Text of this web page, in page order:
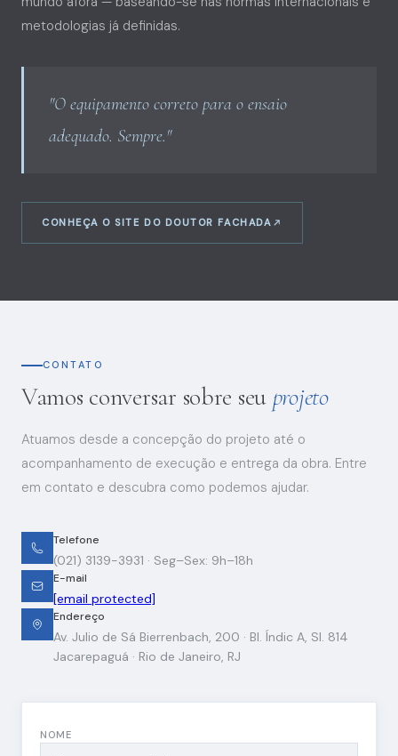
metodologias já definidas.
"O equipamento correto para o ensaio
adequado. Sempre."
CONHEÇA O SITE DO DOUTOR FACHADA
CONTATO
Vamos conversar sobre seu projeto
Atuamos desde a concepção do projeto até o
acompanhamento de execução e entrega da obra. Entre
em contato e descubra como podemos ajudar.
Telefone
(021) 3139-3931 · Seg–Sex: 9h–18h
E-mail
[email protected]
Endereço
Av. Julio de Sá Bierrenbach, 200 · Bl. Índic A, Sl. 814
Jacarepaguá · Rio de Janeiro, RJ
NOME